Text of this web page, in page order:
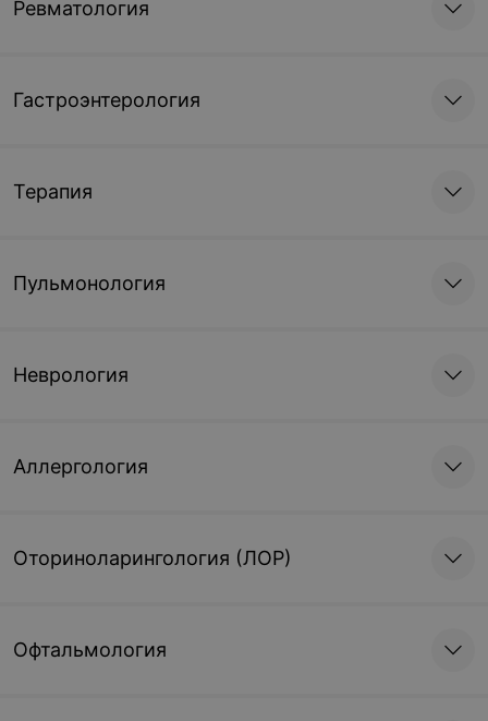
Ревматология
Гастроэнтерология
Терапия
Пульмонология
Неврология
Аллергология
Оториноларингология (ЛОР)
Офтальмология